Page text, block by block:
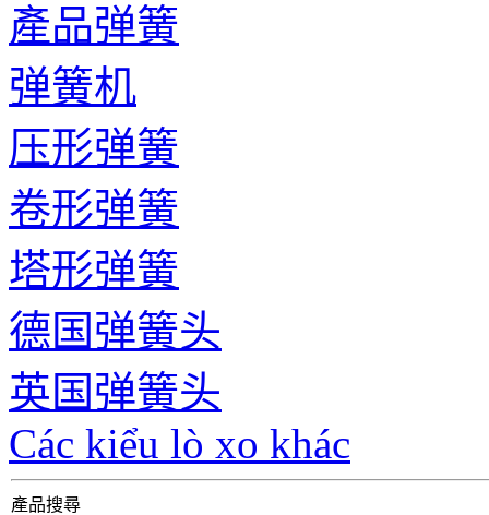
產品弹簧
弹簧机
压形弹簧
卷形弹簧
塔形弹簧
德国弹簧头
英国弹簧头
Các kiểu lò xo khác
產品搜尋